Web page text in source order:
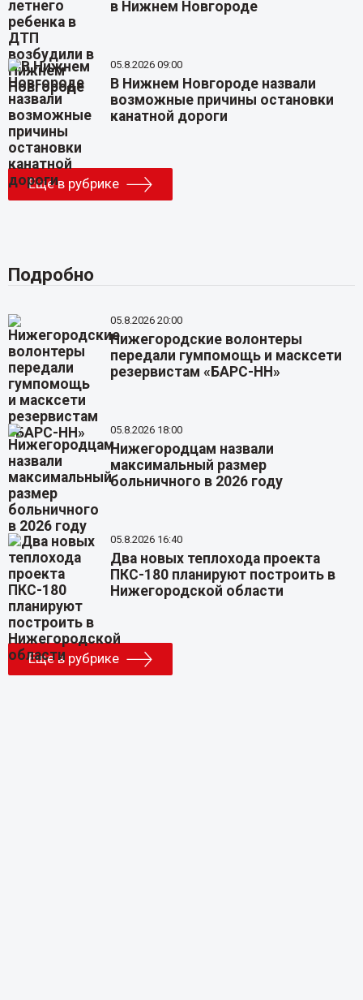
в Нижнем Новгороде
05.8.2026 09:00
В Нижнем Новгороде назвали
возможные причины остановки
канатной дороги
Еще в рубрике
Подробно
05.8.2026 20:00
Нижегородские волонтеры
передали гумпомощь и масксети
резервистам «БАРС-НН»
05.8.2026 18:00
Нижегородцам назвали
максимальный размер
больничного в 2026 году
05.8.2026 16:40
Два новых теплохода проекта
ПКС-180 планируют построить в
Нижегородской области
Еще в рубрике